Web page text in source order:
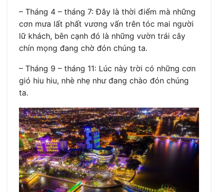
– Tháng 4 – tháng 7: Đây là thời điểm mà những
cơn mưa lất phất vương vấn trên tóc mai người
lữ khách, bên cạnh đó là những vườn trái cây
chín mọng đang chờ đón chúng ta.
– Tháng 9 – tháng 11: Lúc này trời có những cơn
gió hiu hiu, nhè nhẹ như đang chào đón chúng
ta.